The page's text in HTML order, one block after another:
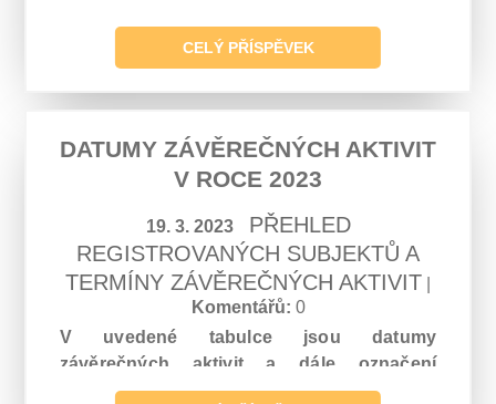
CELÝ PŘÍSPĚVEK
DATUMY ZÁVĚREČNÝCH AKTIVIT
V ROCE 2023
19. 3. 2023
PŘEHLED
REGISTROVANÝCH SUBJEKTŮ A
TERMÍNY ZÁVĚREČNÝCH AKTIVIT
Komentářů: 0
V uvedené tabulce jsou datumy
závěrečných aktivit a dále označení
přímého sponzora.